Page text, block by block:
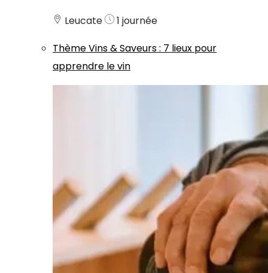
Leucate
1 journée
ThèmeVins & Saveurs: 7 lieux pour
apprendre le vin